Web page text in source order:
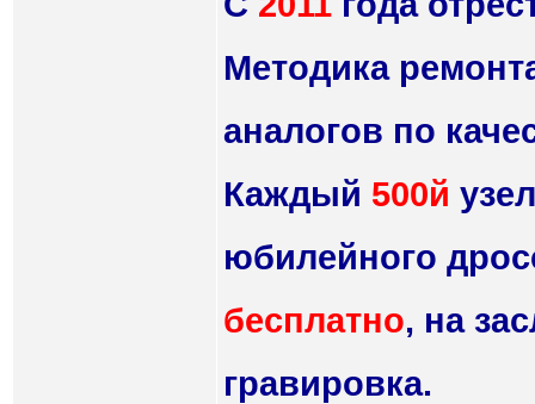
Методика
аналогов по
Каждый 500й
юбилейного
бесплатно, на
гравировка.